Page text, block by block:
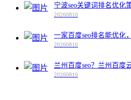
宁波seo关键词排名优化
20260810
一家百度seo排名能优化
20260810
兰州百度seo？兰州百度
20260810